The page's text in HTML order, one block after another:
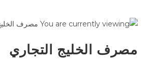
مصرف الخليج التجاري